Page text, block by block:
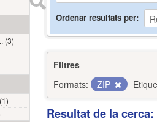
Ordenar resultats per
Filtres
Formats:
ZIP
Resultat de la
(3)